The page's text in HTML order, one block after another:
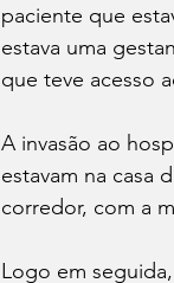
paciente que
estava uma
que teve acesso
A invasão ao
estavam na casa
corredor, com a
Logo em